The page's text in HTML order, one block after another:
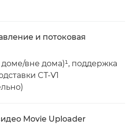
и потоковая
вне дома)¹, поддержка
CT-V1
Movie Uploader